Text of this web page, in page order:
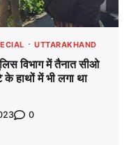
UTTARAKHAND
विभाग में तैनात सीओ
के हाथों में भी लगा था
0